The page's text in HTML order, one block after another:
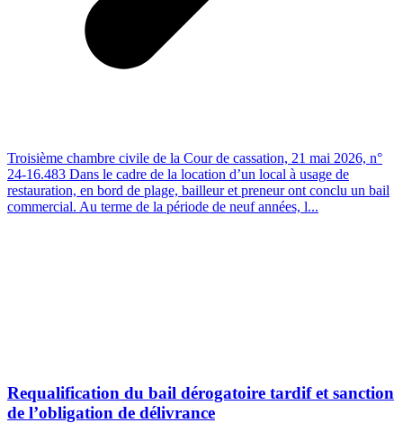
Troisième chambre civile de la Cour de cassation, 21 mai 2026, n°
24-16.483 Dans le cadre de la location d’un local à usage de
restauration, en bord de plage, bailleur et preneur ont conclu un bail
commercial. Au terme de la période de neuf années, l...
Requalification du bail dérogatoire tardif et sanction
de l’obligation de délivrance